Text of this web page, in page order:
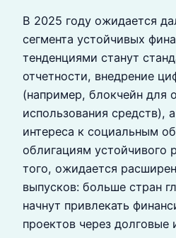
В 2025 году ожидается
сегмента устойчивых
тенденциями станут
отчетности, внедрение
(например, блокчейн для
использования средств),
интереса к социальным
облигациям устойчивого
того, ожидается
выпусков: больше стран
начнут привлекать
проектов через долговые